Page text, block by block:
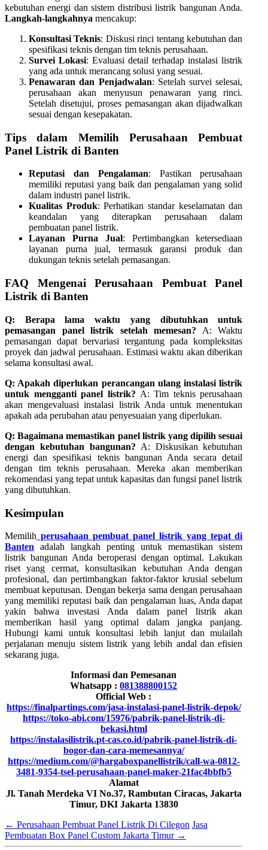
kebutuhan energi dan sistem distribusi listrik bangunan Anda.
Langkah-langkahnya mencakup:
Konsultasi Teknis: Diskusi rinci tentang kebutuhan dan
spesifikasi teknis dengan tim teknis perusahaan.
Survei Lokasi: Evaluasi detail terhadap instalasi listrik
yang ada untuk merancang solusi yang sesuai.
Penawaran dan Penjadwalan: Setelah survei selesai,
perusahaan akan menyusun penawaran yang rinci.
Setelah disetujui, proses pemasangan akan dijadwalkan
sesuai dengan kesepakatan.
Tips dalam Memilih Perusahaan Pembuat
Panel Listrik di Banten
Reputasi dan Pengalaman: Pastikan perusahaan
memiliki reputasi yang baik dan pengalaman yang solid
dalam industri panel listrik.
Kualitas Produk: Perhatikan standar keselamatan dan
keandalan yang diterapkan perusahaan dalam
pembuatan panel listrik.
Layanan Purna Jual: Pertimbangkan ketersediaan
layanan purna jual, termasuk garansi produk dan
dukungan teknis setelah pemasangan.
FAQ Mengenai Perusahaan Pembuat Panel
Listrik di Banten
Q: Berapa lama waktu yang dibutuhkan untuk
pemasangan panel listrik setelah memesan? A: Waktu
pemasangan dapat bervariasi tergantung pada kompleksitas
proyek dan jadwal perusahaan. Estimasi waktu akan diberikan
selama konsultasi awal.
Q: Apakah diperlukan perancangan ulang instalasi listrik
untuk mengganti panel listrik? A: Tim teknis perusahaan
akan mengevaluasi instalasi listrik Anda untuk menentukan
apakah ada perubahan atau penyesuaian yang diperlukan.
Q: Bagaimana memastikan panel listrik yang dipilih sesuai
dengan kebutuhan bangunan? A: Diskusikan kebutuhan
energi dan spesifikasi teknis bangunan Anda secara detail
dengan tim teknis perusahaan. Mereka akan memberikan
rekomendasi yang tepat untuk kapasitas dan fungsi panel listrik
yang dibutuhkan.
Kesimpulan
Memilih perusahaan pembuat panel listrik yang tepat di
Banten
adalah langkah penting untuk memastikan sistem
listrik bangunan Anda beroperasi dengan optimal. Lakukan
riset yang cermat, konsultasikan kebutuhan Anda dengan
profesional, dan pertimbangkan faktor-faktor krusial sebelum
membuat keputusan. Dengan bekerja sama dengan perusahaan
yang memiliki reputasi baik dan pengalaman luas, Anda dapat
yakin bahwa investasi Anda dalam panel listrik akan
memberikan hasil yang optimal dalam jangka panjang.
Hubungi kami untuk konsultasi lebih lanjut dan mulailah
perjalanan menuju sistem listrik yang lebih andal dan efisien
sekarang juga.
Informasi dan Pemesanan
Whatsapp :081388800152
Official Web :
https://finalpartings.com/jasa-instalasi-panel-listrik-depok/
https://toko-abi.com/15976/pabrik-panel-listrik-di-
bekasi.html
https://instalasilistrik.pt-cas.co.id/pabrik-panel-listrik-di-
bogor-dan-cara-memesannya/
https://medium.com/@hargaboxpanellistrik/call-wa-0812-
3481-9354-tsel-perusahaan-panel-maker-21fac4bbfb5
Alamat
Jl. Tanah Merdeka VI No.37, Rambutan Ciracas, Jakarta
Timur, DKI Jakarta 13830
← Perusahaan Pembuat Panel Listrik Di Cilegon Jasa
Pembuatan Box Panel Custom Jakarta Timur →